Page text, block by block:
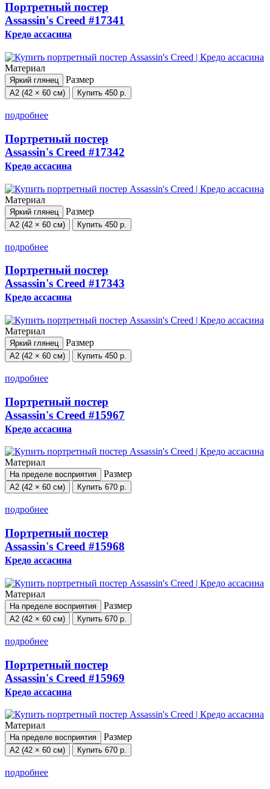
Портретный постер
Assassin's Creed #17341
Кредо ассасина
Материал
Яркий глянец Размер
А2 (42 × 60 см) Купить 450 р.
подробнее
Портретный постер
Assassin's Creed #17342
Кредо ассасина
Материал
Яркий глянец Размер
А2 (42 × 60 см) Купить 450 р.
подробнее
Портретный постер
Assassin's Creed #17343
Кредо ассасина
Материал
Яркий глянец Размер
А2 (42 × 60 см) Купить 450 р.
подробнее
Портретный постер
Assassin's Creed #15967
Кредо ассасина
Материал
На пределе восприятия Размер
А2 (42 × 60 см) Купить 670 р.
подробнее
Портретный постер
Assassin's Creed #15968
Кредо ассасина
Материал
На пределе восприятия Размер
А2 (42 × 60 см) Купить 670 р.
подробнее
Портретный постер
Assassin's Creed #15969
Кредо ассасина
Материал
На пределе восприятия Размер
А2 (42 × 60 см) Купить 670 р.
подробнее